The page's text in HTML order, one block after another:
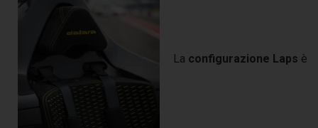
La configurazione Laps è